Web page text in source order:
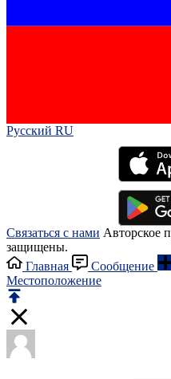
Русский RU‎
Связаться с нами Авторское
защищены.
Главная
Сообщение
Местоположение